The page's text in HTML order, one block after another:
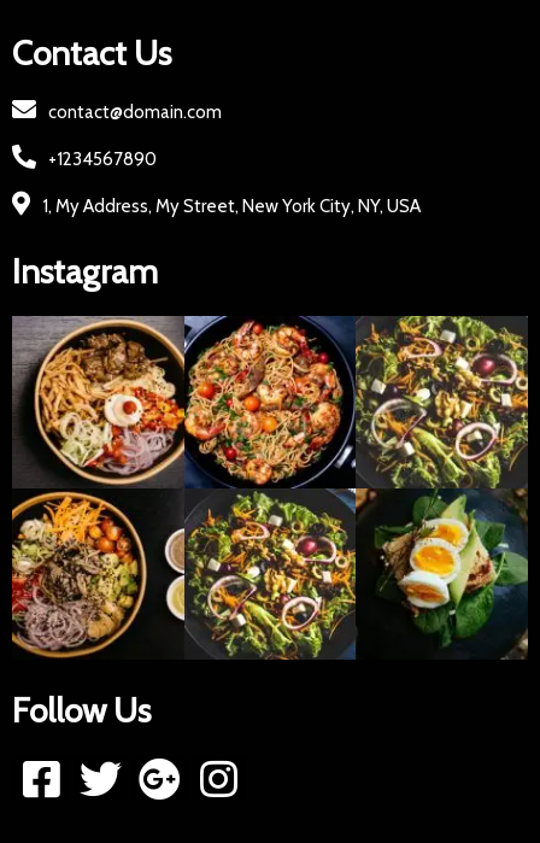
Contact Us
contact@domain.com
+1234567890
1, My Address, My Street, New York City, NY, USA
Instagram
Follow Us